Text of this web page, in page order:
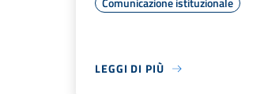
LEGGI DI PIÙ